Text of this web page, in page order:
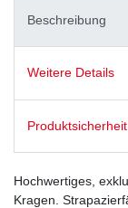
Beschreibung
Weitere Details
Hochwertiges,
Kragen.